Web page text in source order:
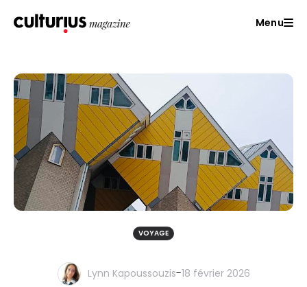
Menu
VOYAGE
Lynn Kapoussouzis-18 février 2026